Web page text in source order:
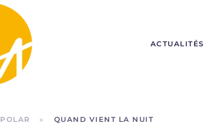
ACTUALITÉS
POLAR QUAND VIENT LA NUIT